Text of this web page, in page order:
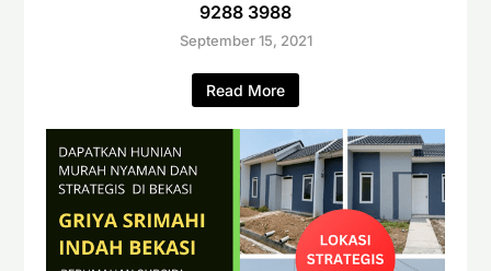
9288 3988
September 15, 2021
Read More